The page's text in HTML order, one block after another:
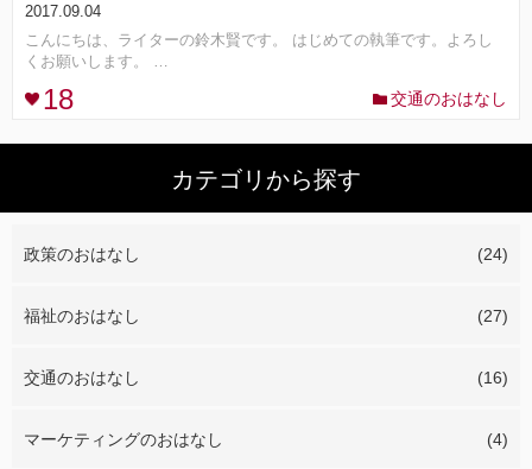
SRC(41)
2017.09.04
こんにちは、ライターの鈴木賢です。 はじめての執筆です。よろし
くお願いします。 …
18 交通のおはなし
カテゴリから探す
政策のおはなし (24)
福祉のおはなし (27)
交通のおはなし (16)
マーケティングのおはなし (4)